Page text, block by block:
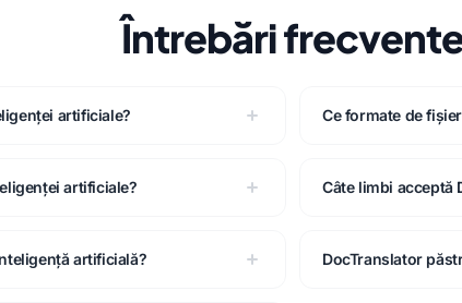
Întrebări
artificiale? Ce formate de
artificiale? Câte limbi acceptă
artificială? DocTranslator